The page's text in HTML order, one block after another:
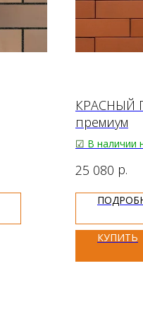
КРАСНЫЙ
премиум
☑ В наличии
38.00 ₽/шт.
25 080 р.
КУПИТЬ